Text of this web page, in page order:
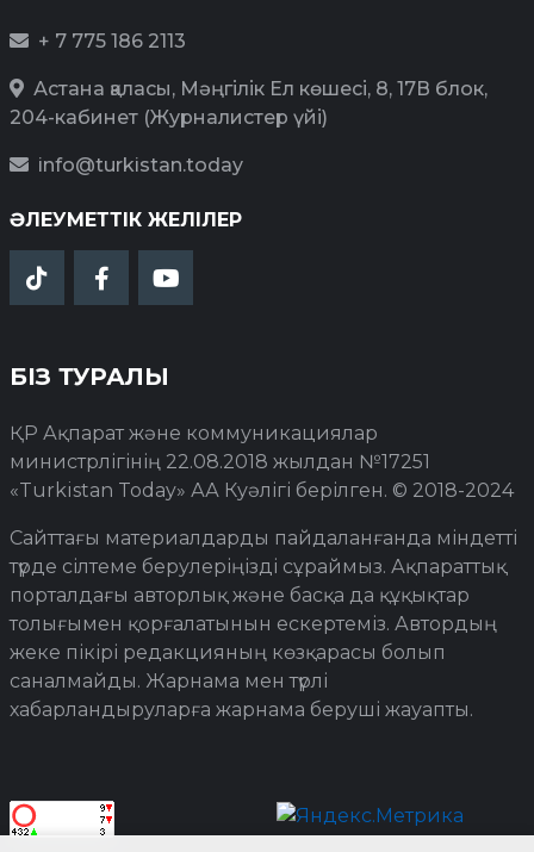
+ 7 775 186 2113
Астана қаласы, Мәңгілік Ел көшесі, 8, 17В блок,
204-кабинет (Журналистер үйі)
info@turkistan.today
ӘЛЕУМЕТТІК ЖЕЛІЛЕР
БІЗ ТУРАЛЫ
ҚР Ақпарат және коммуникациялар
министрлігінің 22.08.2018 жылдан №17251
«Turkistan Today» АА Куәлігі берілген. © 2018-2024
Сайттағы материалдарды пайдаланғанда міндетті
түрде сілтеме берулеріңізді сұраймыз. Ақпараттық
порталдағы авторлық және басқа да құқықтар
толығымен қорғалатынын ескертеміз. Автордың
жеке пікірі редакцияның көзқарасы болып
саналмайды. Жарнама мен түрлі
хабарландыруларға жарнама беруші жауапты.